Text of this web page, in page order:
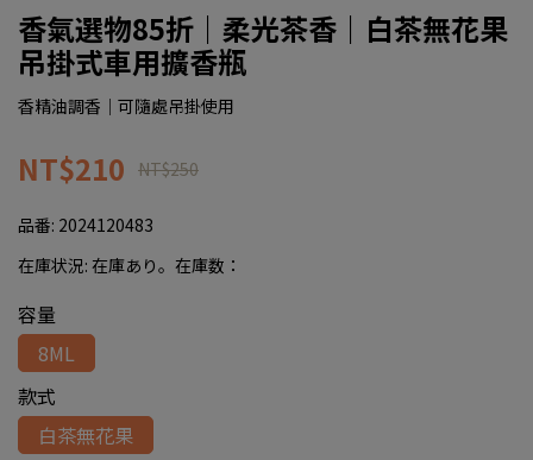
香氣選物85折｜柔光茶香｜白茶無花果
吊掛式車用擴香瓶
香精油調香｜可隨處吊掛使用
NT$210 NT$250
品番: 2024120483
在庫状況: 在庫あり。在庫数：
容量
8ML
款式
白茶無花果